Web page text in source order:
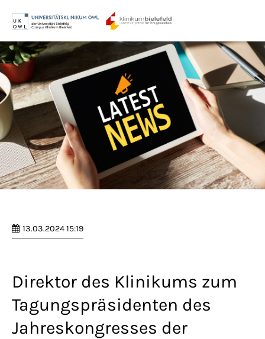
Login
Benutzername
Passwort
Anmelden
Lorem ipsum dolor sit amet:
24h/ 365days
13.03.2024 15:19
Direktor des Klinikums zum
Tagungspräsidenten des
Jahreskongresses der